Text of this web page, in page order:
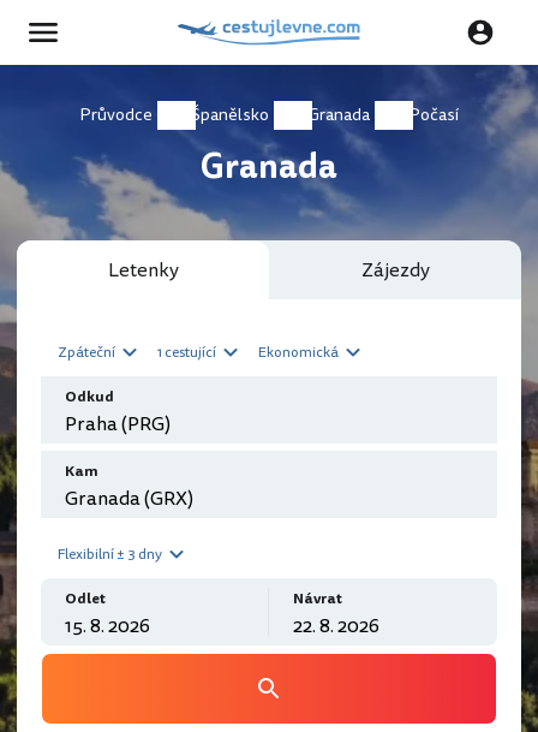
Průvodce Španělsko Granada Počasí
Granada
Letenky Zájezdy
Zpáteční 1 cestující Ekonomická
Odkud
Kam
Flexibilní ± 3 dny
Odlet Návrat